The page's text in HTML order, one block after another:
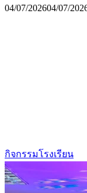
04/07/202604/07/
กิจกรรมโรงเรียน